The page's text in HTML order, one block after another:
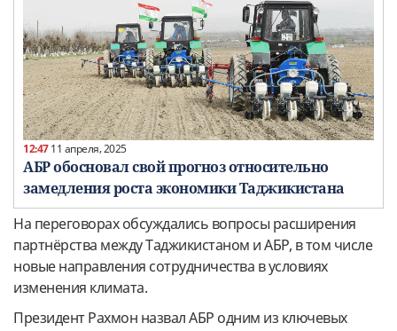
12:4711 апреля, 2025
АБР обосновал свой прогноз относительно
замедления роста экономики Таджикистана
На переговорах обсуждались вопросы расширения
партнёрства между Таджикистаном и АБР, в том числе
новые направления сотрудничества в условиях
изменения климата.
Президент Рахмон назвал АБР одним из ключевых